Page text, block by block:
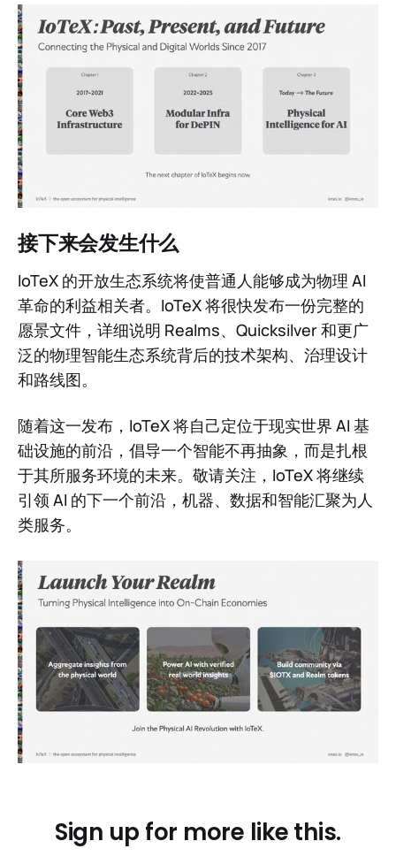
接下来会发生什么
IoTeX 的开放生态系统将使普通人能够成为物理 AI
革命的利益相关者。IoTeX 将很快发布一份完整的
愿景文件，详细说明 Realms、Quicksilver 和更广
泛的物理智能生态系统背后的技术架构、治理设计
和路线图。
随着这一发布，IoTeX 将自己定位于现实世界 AI 基
础设施的前沿，倡导一个智能不再抽象，而是扎根
于其所服务环境的未来。敬请关注，IoTeX 将继续
引领 AI 的下一个前沿，机器、数据和智能汇聚为人
类服务。
Sign up for more like this.